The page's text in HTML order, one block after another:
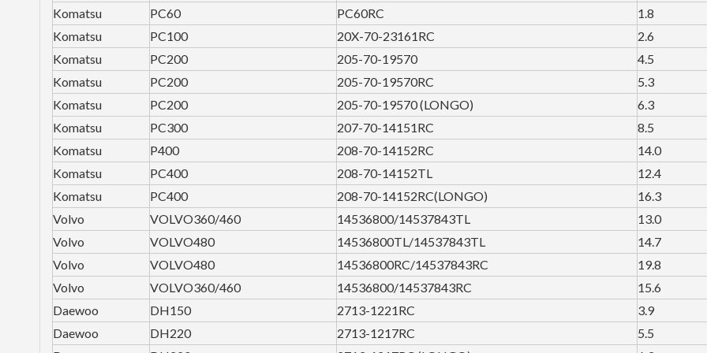
Komatsu
PC60 PC60RC
1.8
Komatsu
PC100 20X-70-23161RC
2.6
Komatsu
PC200 205-70-19570
4.5
Komatsu
PC200 205-70-19570RC
5.3
Komatsu
PC200 205-70-19570 (LONGO)
6.3
Komatsu
PC300 207-70-14151RC
8.5
Komatsu
P400 208-70-14152RC
14.0
Komatsu
PC400 208-70-14152TL
12.4
Komatsu
PC400 208-70-14152RC(LONGO)
16.3
Volvo
VOLVO360/460 14536800/14537843TL
13.0
Volvo
VOLVO480 14536800TL/14537843TL
14.7
Volvo
VOLVO480 14536800RC/14537843RC
19.8
Volvo
VOLVO360/460 14536800/14537843RC
15.6
Daewoo
DH150 2713-1221RC
3.9
Daewoo
DH220 2713-1217RC
5.5